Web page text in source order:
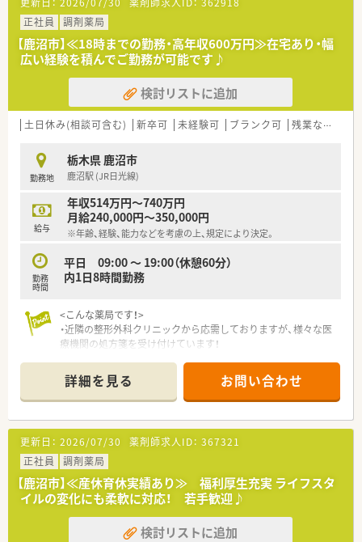
す。
■調剤過誤防止システムなど、最新機材も導入済みです。
正社員
調剤薬局
【鹿沼市】≪18時までの勤務・高年収600万円≫在宅あり・幅
広い経験を積んでご勤務が可能です♪
検討リストに追加
土日休み(相談可含む) 新卒可 未経験可 ブランク可 残業なし(ほぼなし含む)
勤務地
栃木県 鹿沼市
鹿沼駅 (JR日光線)
給与
年収514万円～740万円
月給240,000円～350,000円
※年齢、経験、能力などを考慮の上、規定により決定。
勤務
時間
平日 09:00 ～ 19:00（休憩60分）
内1日8時間勤務
<こんな薬局です！>
・近隣の整形外科クリニックから応需しておりますが、様々な医
療機関の処方箋を受け付けています！
幅広い経験が積めます！
・18時までの営業の為、メリハリをつけた勤務が可能です！
<安心の就業環境>
音声入力マイク・自動発注システムなど最新のシステムが充実し
ています。
全薬局同じ調剤手順である為、少ない人数や多店舗での応援でも
安心して就業する
ことが可能です。また、遠隔操作で本部がサポートをしていま
す！
システム化を充実して、対物業務にかかる時間を短縮していま
す。じっくり患者様と向き合える環境です。
詳細を見る お問い合わせ
更新日： 2026/07/30 薬剤師求人ID： 367321
正社員
調剤薬局
【鹿沼市】≪産休育休実績あり≫ 福利厚生充実 ライフスタ
イルの変化にも柔軟に対応！ 若手歓迎♪
検討リストに追加